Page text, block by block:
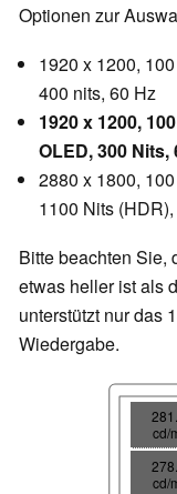
Optionen zur
1920 x 1200,
400 nits, 60 Hz
1920 x 1200,
OLED, 300 Nits,
2880 x 1800,
1100 Nits
Bitte beachten Sie,
etwas heller ist als
unterstützt nur das
Wiedergabe.
cd/
cd/